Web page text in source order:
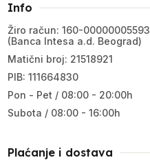
Info
Žiro račun: 160-
(Banca Intesa a.d. Beograd)
Matični broj: 21518921
PIB: 111664830
Pon - Pet / 08:00 - 20:00h
Subota / 08:00 - 16:00h
Plaćanje i dostava